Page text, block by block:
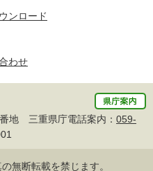
ンロード
わせ
地 三重県庁電話案内： 059-
無断転載を禁じます。